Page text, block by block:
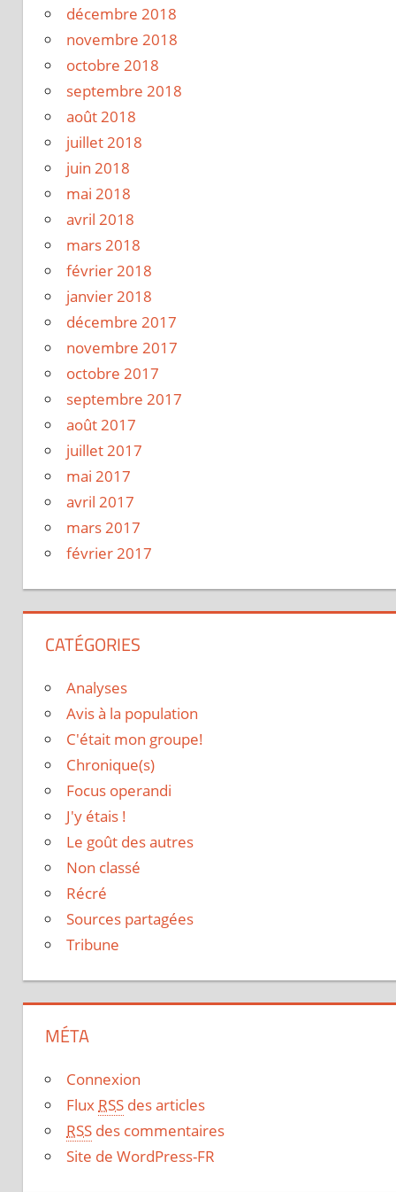
décembre 2018
novembre 2018
octobre 2018
septembre 2018
août 2018
juillet 2018
juin 2018
mai 2018
avril 2018
mars 2018
février 2018
janvier 2018
décembre 2017
novembre 2017
octobre 2017
septembre 2017
août 2017
juillet 2017
mai 2017
avril 2017
mars 2017
février 2017
CATÉGORIES
Analyses
Avis à la population
C'était mon groupe!
Chronique(s)
Focus operandi
J'y étais !
Le goût des autres
Non classé
Récré
Sources partagées
Tribune
MÉTA
Connexion
Flux RSS des articles
RSS des commentaires
Site de WordPress-FR